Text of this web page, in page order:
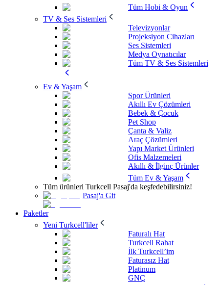
Tüm Hobi & Oyun
TV & Ses Sistemleri
Televizyonlar
Projeksiyon Cihazları
Ses Sistemleri
Medya Oynatıcılar
Tüm TV & Ses Sistemleri
Ev & Yaşam
Spor Ürünleri
Akıllı Ev Çözümleri
Bebek & Çocuk
Pet Shop
Çanta & Valiz
Araç Çözümleri
Yapı Market Ürünleri
Ofis Malzemeleri
Akıllı & İlginç Ürünler
Tüm Ev & Yaşam
Tüm ürünleri Turkcell Pasaj'da keşfedebilirsiniz!
Pasaj'a Git
Paketler
Yeni Turkcell'liler
Faturalı Hat
Turkcell Rahat
İlk Turkcell’im
Faturasız Hat
Platinum
GNÇ